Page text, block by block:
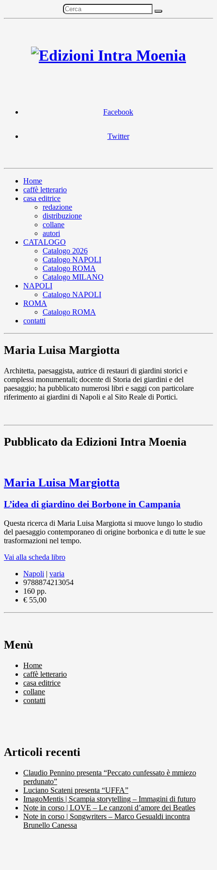
Facebook
Twitter
Home
caffè letterario
casa editrice
redazione
distribuzione
collane
autori
CATALOGO
Catalogo 2026
Catalogo NAPOLI
Catalogo ROMA
Catalogo MILANO
NAPOLI
Catalogo NAPOLI
ROMA
Catalogo ROMA
contatti
Maria Luisa Margiotta
Architetta, paesaggista, autrice di restauri di giardini storici e
complessi monumentali; docente di Storia dei giardini e del
paesaggio; ha pubblicato numerosi libri e saggi con particolare
riferimento ai giardini di Napoli e al Sito Reale di Portici.
Pubblicato da Edizioni Intra Moenia
Maria Luisa Margiotta
L’idea di giardino dei Borbone in Campania
Questa ricerca di Maria Luisa Margiotta si muove lungo lo studio
del paesaggio contemporaneo di origine borbonica e di tutte le sue
trasformazioni nel tempo.
Vai alla scheda libro
Napoli | varia
9788874213054
160 pp.
€ 55,00
Menù
Home
caffè letterario
casa editrice
collane
contatti
Articoli recenti
Claudio Pennino presenta “Peccato cunfessato è mmiezo
perdunato”
Luciano Scateni presenta “UFFA”
ImagoMentis | Scampia storytelling – Immagini di futuro
Note in corso | LOVE – Le canzoni d’amore dei Beatles
Note in corso | Songwriters – Marco Gesualdi incontra
Brunello Canessa